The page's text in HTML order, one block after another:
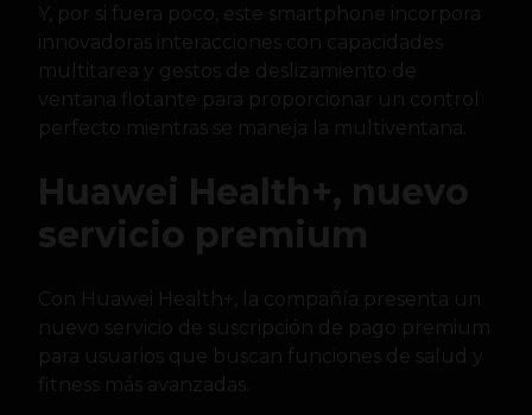
Y, por si fuera poco, este smartphone incorpora
innovadoras interacciones con capacidades
multitarea y gestos de deslizamiento de
ventana flotante para proporcionar un control
perfecto mientras se maneja la multiventana.
Huawei Health+, nuevo
servicio premium
Con Huawei Health+, la compañía presenta un
nuevo servicio de suscripción de pago premium
para usuarios que buscan funciones de salud y
fitness más avanzadas.